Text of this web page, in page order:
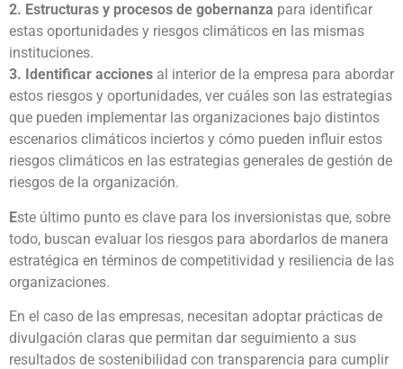
2. Estructuras y procesos de gobernanza para identificar
estas oportunidades y riesgos climáticos en las mismas
instituciones.
3. Identificar acciones al interior de la empresa para abordar
estos riesgos y oportunidades, ver cuáles son las estrategias
que pueden implementar las organizaciones bajo distintos
escenarios climáticos inciertos y cómo pueden influir estos
riesgos climáticos en las estrategias generales de gestión de
riesgos de la organización.
Este último punto es clave para los inversionistas que, sobre
todo, buscan evaluar los riesgos para abordarlos de manera
estratégica en términos de competitividad y resiliencia de las
organizaciones.
En el caso de las empresas, necesitan adoptar prácticas de
divulgación claras que permitan dar seguimiento a sus
resultados de sostenibilidad con transparencia para cumplir